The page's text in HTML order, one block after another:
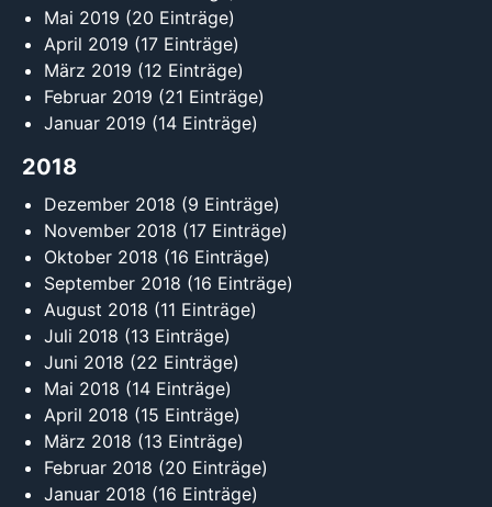
Mai 2019 (20 Einträge)
April 2019 (17 Einträge)
März 2019 (12 Einträge)
Februar 2019 (21 Einträge)
Januar 2019 (14 Einträge)
2018
Dezember 2018 (9 Einträge)
November 2018 (17 Einträge)
Oktober 2018 (16 Einträge)
September 2018 (16 Einträge)
August 2018 (11 Einträge)
Juli 2018 (13 Einträge)
Juni 2018 (22 Einträge)
Mai 2018 (14 Einträge)
April 2018 (15 Einträge)
März 2018 (13 Einträge)
Februar 2018 (20 Einträge)
Januar 2018 (16 Einträge)